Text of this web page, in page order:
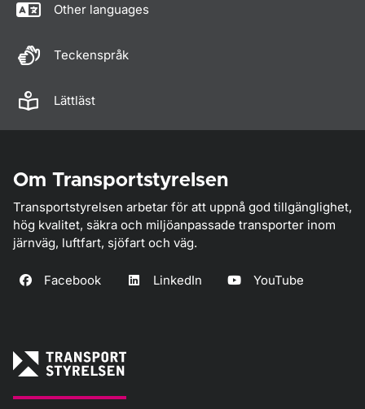
Other languages
Teckenspråk
Lättläst
Om Transportstyrelsen
Transportstyrelsen arbetar för att uppnå god tillgänglighet,
hög kvalitet, säkra och miljöanpassade transporter inom
järnväg, luftfart, sjöfart och väg.
Facebook LinkedIn YouTube